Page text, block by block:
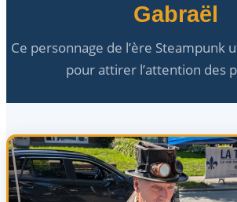
Gabraël
Ce personnage de l’ère Steampunk
pour attirer l’attention des